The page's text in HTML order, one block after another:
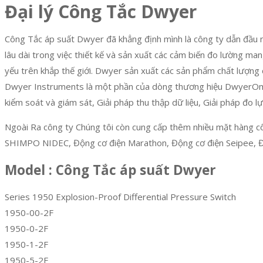
Đại lý Công Tắc Dwyer
Công Tắc áp suất Dwyer đã khẳng định mình là công ty dẫn
lâu dài trong việc thiết kế và sản xuất các cảm biến đo lường
yếu trên khắp thế giới. Dwyer sản xuất các sản phẩm chất
Dwyer Instruments là một phần của dòng thương hiệu
kiểm soát và giám sát, Giải pháp thu thập dữ liệu, Giải pháp đo
Ngoài Ra công ty Chúng tôi còn cung cấp thêm nhiều mặt hàng
SHIMPO NIDEC, Động cơ điện Marathon, Động cơ điện Seipee,
Model : Công Tắc áp suất Dwyer
Series 1950 Explosion-Proof Differential Pressure Switch
1950-00-2F
1950-0-2F
1950-1-2F
1950-5-2F